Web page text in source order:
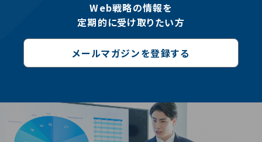
Web戦略の情報を
定期的に受け取りたい方
メールマガジンを登録する